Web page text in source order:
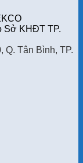
Sở KHĐT TP.
Q. Tân Bình, TP.